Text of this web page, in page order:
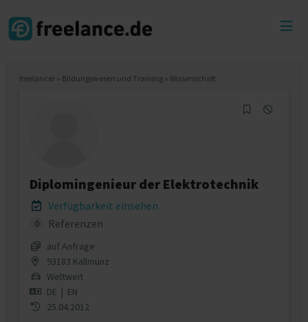
freelancer » Bildungswesen und Training » Wissenschaft
Diplomingenieur der Elektrotechnik
Verfügbarkeit einsehen
0 Referenzen
auf Anfrage
93183 Kallmünz
Weltweit
DE | EN
25.04.2012